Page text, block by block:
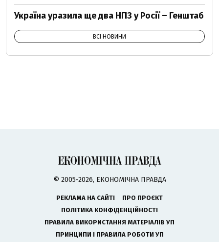
Україна уразила ще два НПЗ у Росії – Генштаб
ВСІ НОВИНИ
© 2005-2026, ЕКОНОМІЧНА ПРАВДА
РЕКЛАМА НА САЙТІ
ПРО ПРОЄКТ
ПОЛІТИКА КОНФІДЕНЦІЙНОСТІ
ПРАВИЛА ВИКОРИСТАННЯ МАТЕРІАЛІВ УП
ПРИНЦИПИ І ПРАВИЛА РОБОТИ УП